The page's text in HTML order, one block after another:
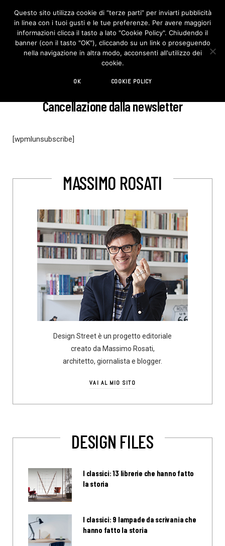
F
c
e
b
o
I
n
s
t
Cancellazione dalla newsletter
[wpmlunsubscribe]
MASSIMO ROSATI
Design Street è un progetto editoriale
creato da Massimo Rosati,
architetto, giornalista e blogger.
VAI AL MIO SITO
DESIGN FILES
I classici: 13 librerie che hanno fatto
la storia
I classici: 9 lampade da scrivania che
hanno fatto la storia
Questo sito utilizza cookie di “terze parti” per inviarti pubblicità
in linea con i tuoi gusti e le tue preferenze. Per avere maggiori
informazioni clicca il tasto a lato "Cookie Policy". Chiudendo il
banner (con il tasto "OK"), cliccando su un link o proseguendo
nella navigazione in altra modo, acconsenti all'utilizzo dei
cookie.
OK COOKIE POLICY